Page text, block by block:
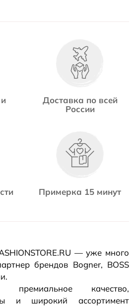
Доставка по всей
России
Примерка 15 минут
— уже много
брендов Bogner, BOSS
премиальное качество,
и широкий ассортимент